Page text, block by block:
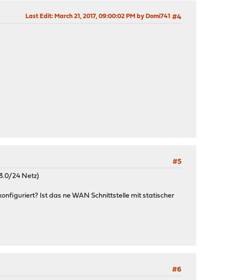
#4
Last Edit: March 21, 2017, 09:00:02 PM by Domi741
#5
24 Netz)
Ist das ne WAN Schnittstelle mit statischer
#6